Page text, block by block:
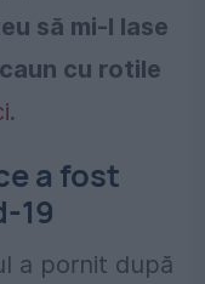
să mi-l lase
cu rotile
.
a fost
19
a pornit după